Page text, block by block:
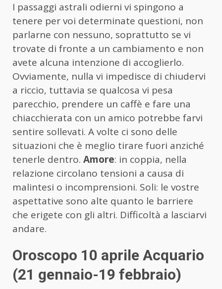
I passaggi astrali odierni vi spingono a
tenere per voi determinate questioni, non
parlarne con nessuno, soprattutto se vi
trovate di fronte a un cambiamento e non
avete alcuna intenzione di accoglierlo.
Ovviamente, nulla vi impedisce di chiudervi
a riccio, tuttavia se qualcosa vi pesa
parecchio, prendere un caffè e fare una
chiacchierata con un amico potrebbe farvi
sentire sollevati. A volte ci sono delle
situazioni che è meglio tirare fuori anziché
tenerle dentro. Amore: in coppia, nella
relazione circolano tensioni a causa di
malintesi o incomprensioni. Soli: le vostre
aspettative sono alte quanto le barriere
che erigete con gli altri. Difficoltà a lasciarvi
andare.
Oroscopo 10 aprile Acquario
(21 gennaio-19 febbraio)